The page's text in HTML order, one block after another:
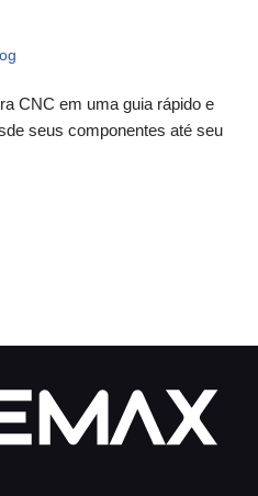
CNC em uma guia rápido e
seus componentes até seu